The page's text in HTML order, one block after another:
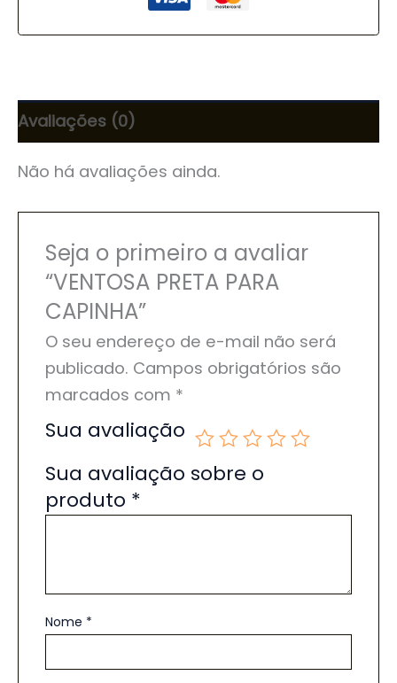
Avaliações (0)
Não há avaliações ainda.
Seja o primeiro a avaliar
“VENTOSA PRETA PARA
CAPINHA”
O seu endereço de e-mail não será
publicado. Campos obrigatórios são
marcados com *
Sua avaliação
Sua avaliação sobre o
produto *
Nome *